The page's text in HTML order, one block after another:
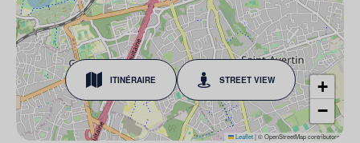
ITINÉRAIRE STREET VIEW
+
−
Leaflet|© OpenStreetMap contributors